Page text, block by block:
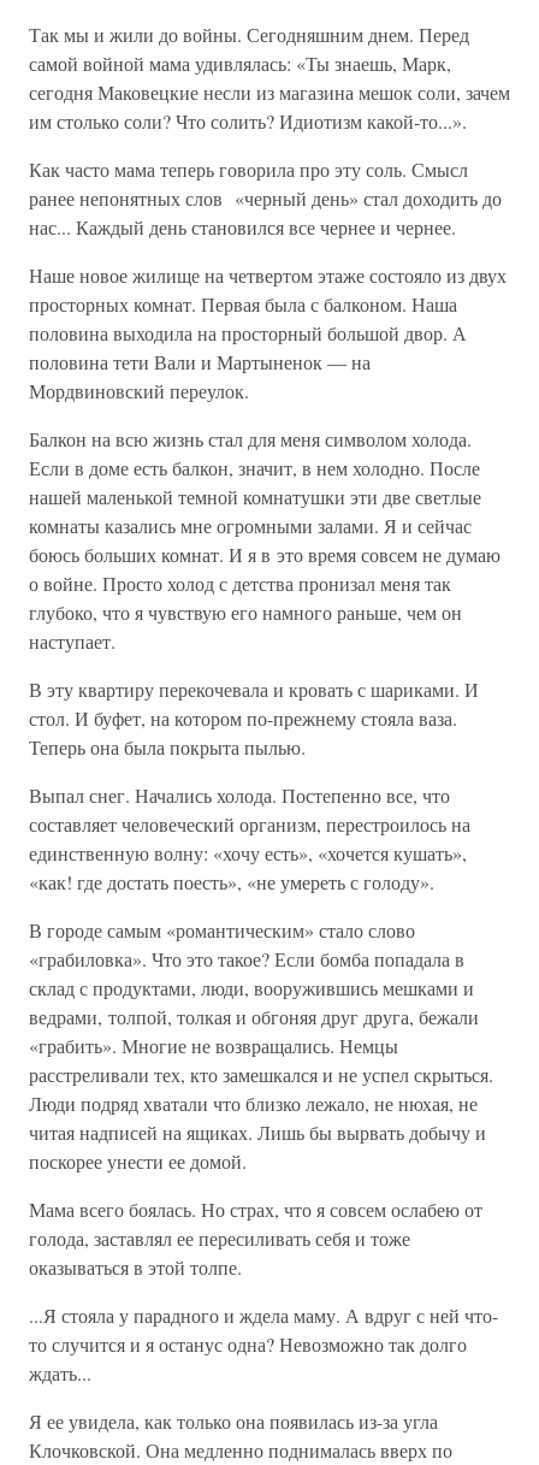
Так мы и жили до войны. Сегодняшним днем. Перед
самой войной мама удивлялась: «Ты знаешь, Марк,
сегодня Маковецкие несли из магазина мешок соли, зачем
им столько соли? Что солить? Идиотизм какой-то...».
Как часто мама теперь говорила про эту соль. Смысл
ранее непонятных слов «черный день» стал доходить до
нас... Каждый день становился все чернее и чернее.
Наше новое жилище на четвертом этаже состояло из двух
просторных комнат. Первая была с балконом. Наша
половина выходила на просторный большой двор. А
половина тети Вали и Мартыненок — на
Мордвиновский переулок.
Балкон на всю жизнь стал для меня символом холода.
Если в доме есть балкон, значит, в нем холодно. После
нашей маленькой темной комнатушки эти две светлые
комнаты казались мне огромными залами. Я и сейчас
боюсь больших комнат. И я в это время совсем не думаю
о войне. Просто холод с детства пронизал меня так
глубоко, что я чувствую его намного раньше, чем он
наступает.
В эту квартиру перекочевала и кровать с шариками. И
стол. И буфет, на котором по-прежнему стояла ваза.
Теперь она была покрыта пылью.
Выпал снег. Начались холода. Постепенно все, что
составляет человеческий организм, перестроилось на
единственную волну: «хочу есть», «хочется кушать»,
«как! где достать поесть», «не умереть с голоду».
В городе самым «романтическим» стало слово
«грабиловка». Что это такое? Если бомба попадала в
склад с продуктами, люди, вооружившись мешками и
ведрами, толпой, толкая и обгоняя друг друга, бежали
«грабить». Многие не возвращались. Немцы
расстреливали тех, кто замешкался и не успел скрыться.
Люди подряд хватали что близко лежало, не нюхая, не
читая надписей на ящиках. Лишь бы вырвать добычу и
поскорее унести ее домой.
Мама всего боялась. Но страх, что я совсем ослабею от
голода, заставлял ее пересиливать себя и тоже
оказываться в этой толпе.
...Я стояла у парадного и ждела маму. А вдруг с ней что-
то случится и я останус одна? Невозможно так долго
ждать...
Я ее увидела, как только она появилась из-за угла
Клочковской. Она медленно поднималась вверх по